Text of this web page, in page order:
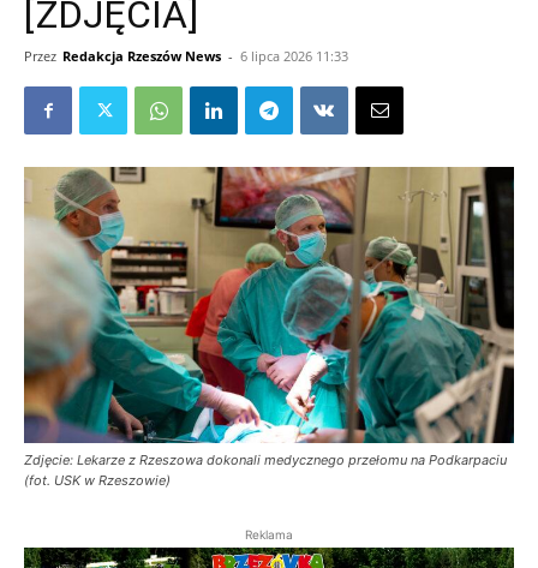
[ZDJĘCIA]
Przez Redakcja Rzeszów News - 6 lipca 2026 11:33
Zdjęcie: Lekarze z Rzeszowa dokonali medycznego przełomu na Podkarpaciu
(fot. USK w Rzeszowie)
Reklama